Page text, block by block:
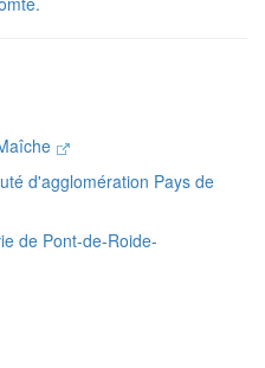
d'agglomération Pays de
de Pont-de-Roide-